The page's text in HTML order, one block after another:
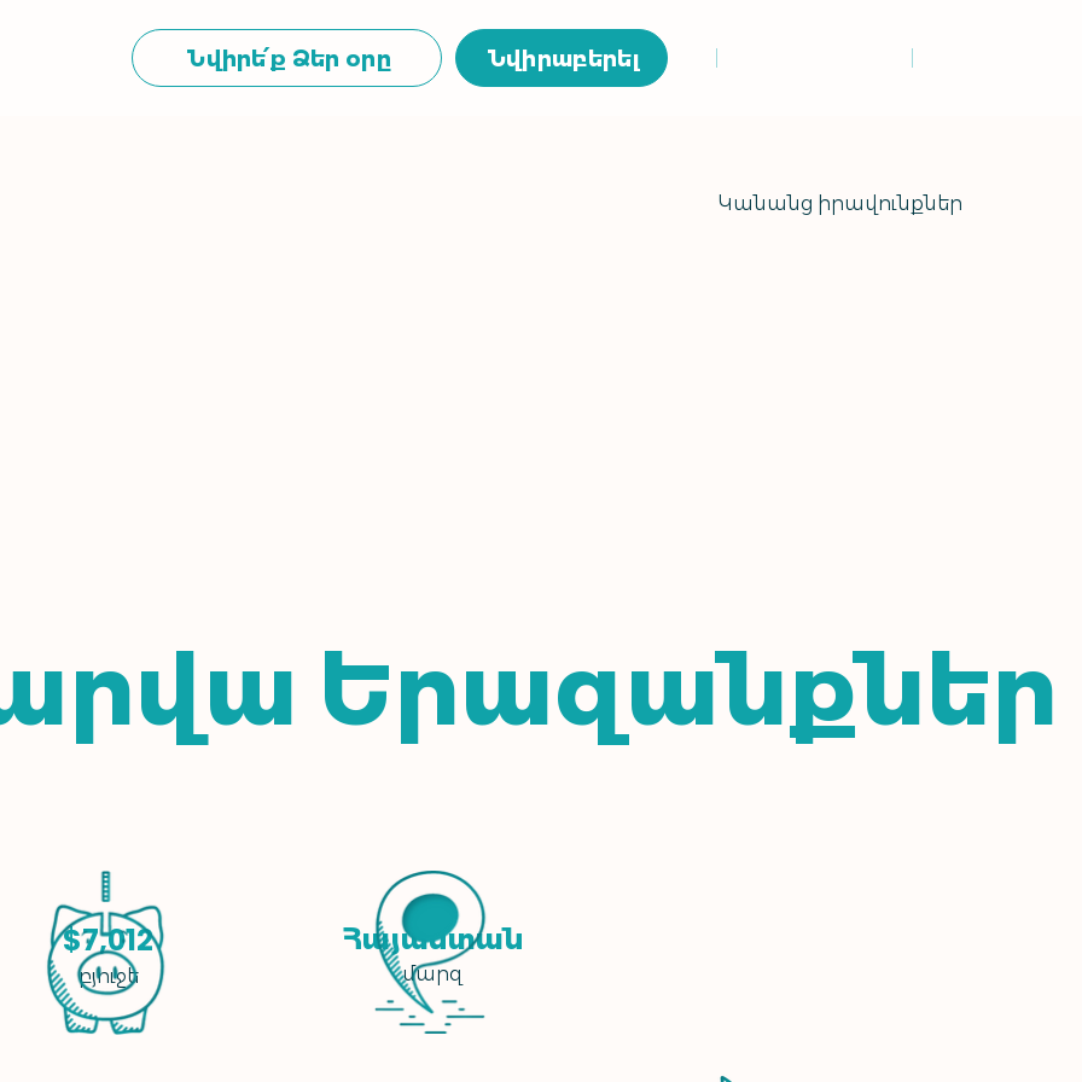
Նվիրե՛ք Ձեր օրը Նվիրաբերել
Կանանց իրավունքներ
Երազանքներ
$7,012
բյուջե
Հայաստան
մարզ